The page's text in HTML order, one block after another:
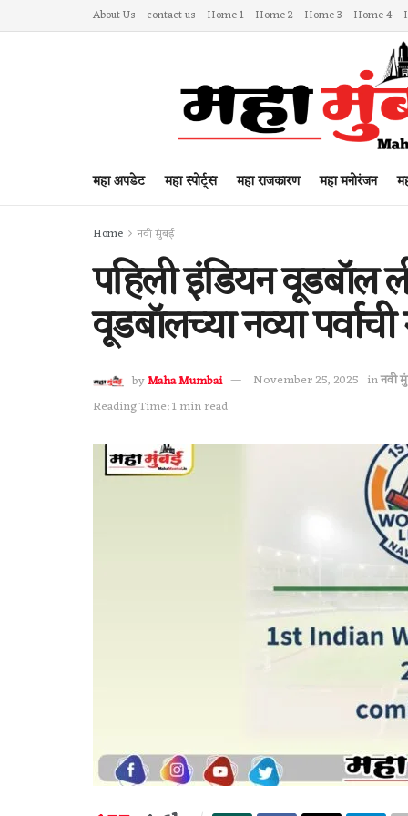
About Us contact us Home 1 Home 2 Home 3 Home 4
महा अपडेट महा स्पोर्ट्स महा राजकारण महा मनोरंजन
Home नवी मुंबई
पहिली इंडियन वूडबॉल
वूडबॉलच्या नव्या
byMaha Mumbai November 25, 2025 inनवी
Reading Time: 1 min read